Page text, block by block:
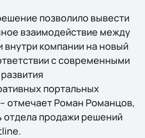
позволило вывести
взаимодействие между
внутри компании на новый
с современными
портальных
отмечает Роман Романцов,
отдела продажи решений